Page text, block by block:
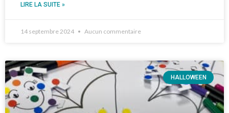
LIRE LA SUITE »
14 septembre 2024 Aucun commentaire
HALLOWEEN